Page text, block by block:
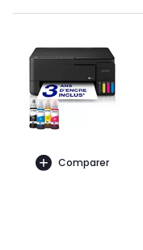
Comparer